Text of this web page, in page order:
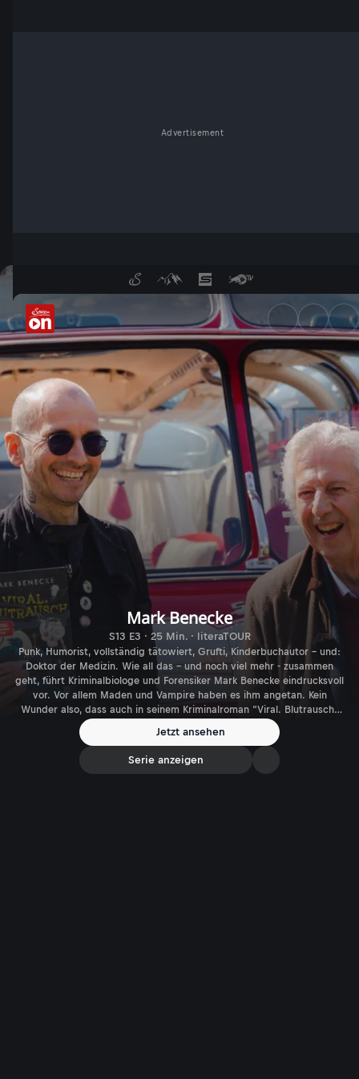
Advertisement
Alfred Komarek trifft Mark
Mark Benecke
S13 E3 · 25 Min. · literaTOUR
Punk, Humorist, vollständig tätowiert, Grufti, Kinderbuchautor – und:
Doktor der Medizin. Wie all das – und noch viel mehr - zusammen
geht, führt Kriminalbiologe und Forensiker Mark Benecke eindrucksvoll
vor. Vor allem Maden und Vampire haben es ihm angetan. Kein
Wunder also, dass auch in seinem Kriminalroman “Viral. Blutrausch”
Vampirismus keine unbedeutende Rolle spielt. Und: schaurig schöne
Literatur – die Geschichte des Schauerromans.
Jetzt ansehen
Serie anzeigen